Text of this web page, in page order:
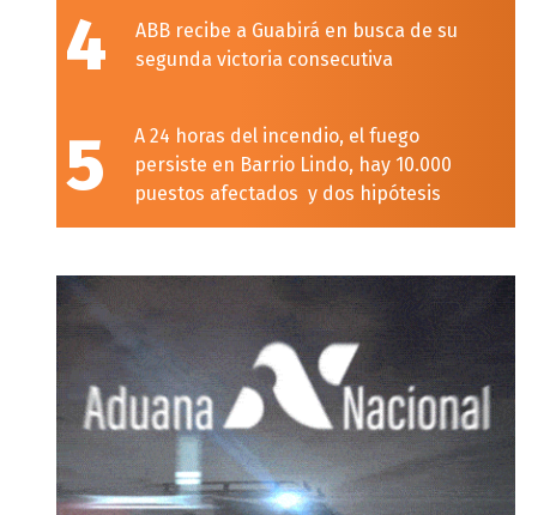
4
ABB recibe a Guabirá en busca de su
segunda victoria consecutiva
5
A 24 horas del incendio, el fuego
persiste en Barrio Lindo, hay 10.000
puestos afectados y dos hipótesis